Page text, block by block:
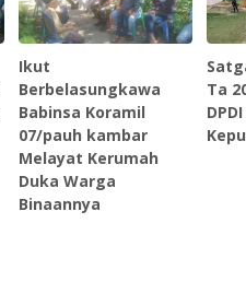
Ikut
Berbelasungkawa
Babinsa Koramil
07/pauh kambar
Melayat Kerumah
Duka Warga
Binaannya
Ta